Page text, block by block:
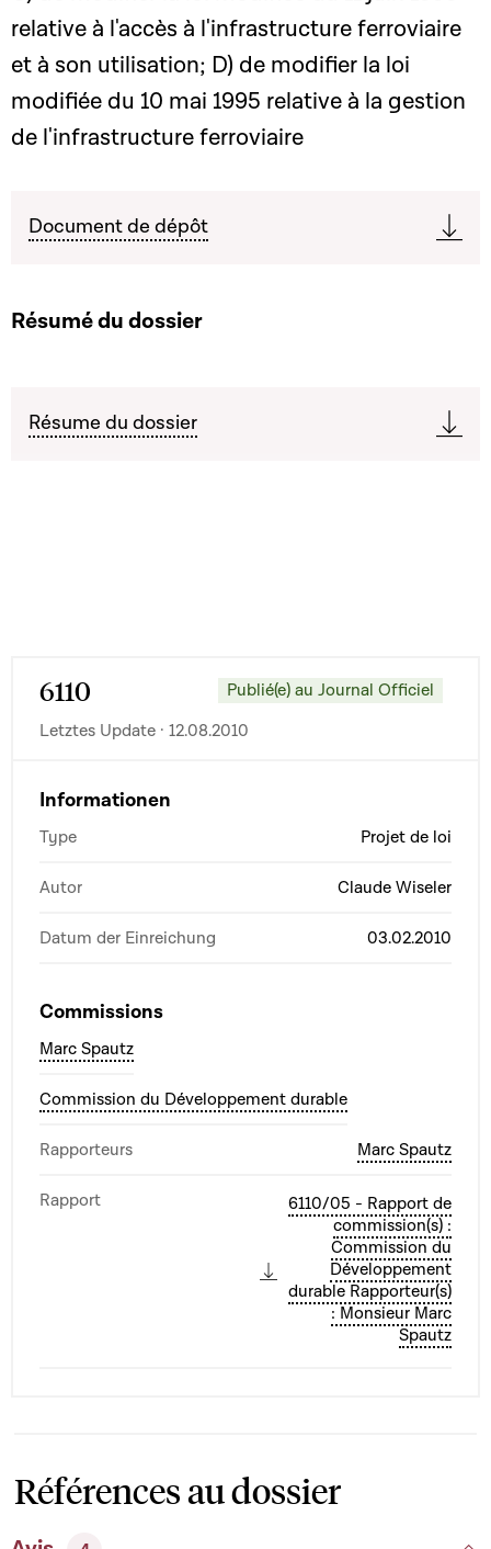
relative à l'accès à l'infrastructure ferroviaire
et à son utilisation; D) de modifier la loi
modifiée du 10 mai 1995 relative à la gestion
de l'infrastructure ferroviaire
Document de dépôt
Résumé du dossier
Résume du dossier
6110
Publié(e) au Journal Officiel
Letztes Update · 12.08.2010
Informationen
Type Projet de loi
Autor Claude Wiseler
Datum der Einreichung 03.02.2010
Commissions
Marc Spautz
Commission du Développement durable
Rapporteurs Marc Spautz
Rapport
6110/05 - Rapport de
commission(s) :
Commission du
Développement
durable Rapporteur(s)
: Monsieur Marc
Spautz
Références au dossier